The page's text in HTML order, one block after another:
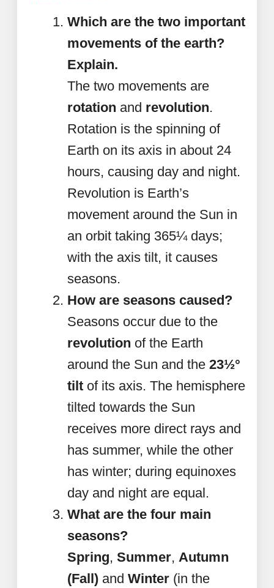
Which are the two important
movements of the earth?
Explain.
The two movements are
rotation and revolution.
Rotation is the spinning of
Earth on its axis in about 24
hours, causing day and night.
Revolution is Earth’s
movement around the Sun in
an orbit taking 365¼ days;
with the axis tilt, it causes
seasons.
How are seasons caused?
Seasons occur due to the
revolution of the Earth
around the Sun and the 23½°
tilt of its axis. The hemisphere
tilted towards the Sun
receives more direct rays and
has summer, while the other
has winter; during equinoxes
day and night are equal.
What are the four main
seasons?
Spring, Summer, Autumn
(Fall) and Winter (in the